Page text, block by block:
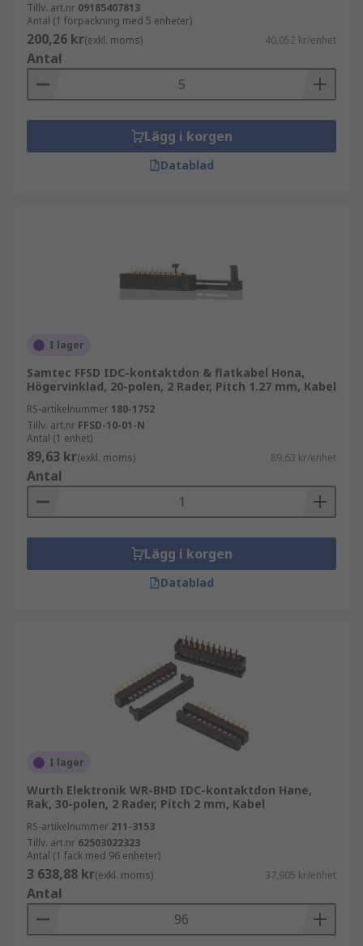
Tillv. art.nr 09185407813
Antal (1 förpackning med 5 enheter)
200,26 kr(exkl. moms) 40,052 kr/enhet
Antal
Lägg i korgen
Datablad
I lager
Samtec FFSD IDC-kontaktdon & flatkabel Hona,
Högervinklad, 20-polen, 2 Rader, Pitch 1.27 mm, Kabel
RS-artikelnummer 180-1752
Tillv. art.nr FFSD-10-01-N
Antal (1 enhet)
89,63 kr(exkl. moms) 89,63 kr/enhet
Antal
Lägg i korgen
Datablad
I lager
Wurth Elektronik WR-BHD IDC-kontaktdon Hane,
Rak, 30-polen, 2 Rader, Pitch 2 mm, Kabel
RS-artikelnummer 211-3153
Tillv. art.nr 62503022323
Antal (1 fack med 96 enheter)
3 638,88 kr(exkl. moms) 37,905 kr/enhet
Antal